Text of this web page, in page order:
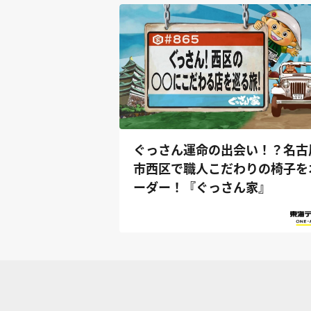
ぐっさん運命の出会い！？名古
市西区で職人こだわりの椅子を
ーダー！『ぐっさん家』